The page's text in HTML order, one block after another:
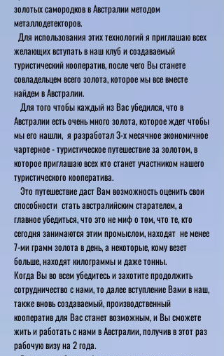
золотых самородков в Австралии методом
металлодетекторов.
Для использования этих технологий я приглашаю всех
желающих вступать в наш клуб и создаваемый
туристический кооператив, после чего Вы станете
совладельцем всего золота, которое мы все вместе
найдем в Австралии.
Для того чтобы каждый из Вас убедился, что в
Австралии есть очень много золота, которое ждет чтобы
мы его нашли, я разработал 3-х месячное экономичное
чартерное - туристическое путешествие за золотом, в
которое приглашаю всех кто станет участником нашего
туристического кооператива.
Это путешествие даст Вам возможность оценить свои
способности стать австралийским старателем, а
главное убедиться, что это не миф о том, что те, кто
сегодня занимаются этим промыслом, находят не менее
7-ми грамм золота в день, а некоторые, кому везет
больше, находят килограммы и даже тонны.
Когда Вы во всем убедитесь и захотите продолжить
сотрудничество с нами, то далее вступление Вами в наш,
также вновь создаваемый, производственный
кооператив для Вас станет возможным, и Вы сможете
жить и работать с нами в Австралии, получив в этот раз
рабочую визу на 2 года.